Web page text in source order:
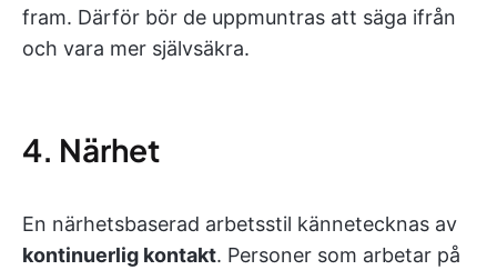
fram. Därför bör de uppmuntras att säga ifrån
och vara mer självsäkra.
4. Närhet
En närhetsbaserad arbetsstil kännetecknas av
kontinuerlig kontakt. Personer som arbetar på